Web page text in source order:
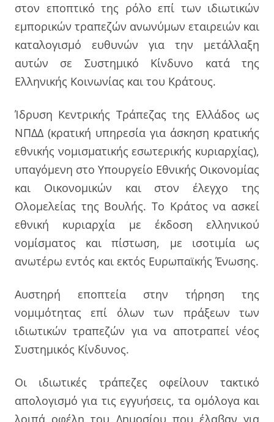
στον εποπτικό της ρόλο επί των ιδιωτικών
εμπορικών τραπεζών ανωνύμων εταιρειών και
καταλογισμό ευθυνών για την μετάλλαξη
αυτών σε Συστημικό Κίνδυνο κατά της
Ελληνικής Κοινωνίας και του Κράτους.
Ίδρυση Κεντρικής Τράπεζας της Ελλάδος ως
ΝΠΔΔ (κρατική υπηρεσία για άσκηση κρατικής
εθνικής νομισματικής εσωτερικής κυριαρχίας),
υπαγόμενη στο Υπουργείο Εθνικής Οικονομίας
και Οικονομικών και στον έλεγχο της
Ολομελείας της Βουλής. Το Κράτος να ασκεί
εθνική κυριαρχία με έκδοση ελληνικού
νομίσματος και πίστωση, με ισοτιμία ως
ανωτέρω εντός και εκτός Ευρωπαϊκής Ένωσης.
Αυστηρή εποπτεία στην τήρηση της
νομιμότητας επί όλων των πράξεων των
ιδιωτικών τραπεζών για να αποτραπεί νέος
Συστημικός Κίνδυνος.
Οι ιδιωτικές τράπεζες οφείλουν τακτικό
απολογισμό για τις εγγυήσεις, τα ομόλογα και